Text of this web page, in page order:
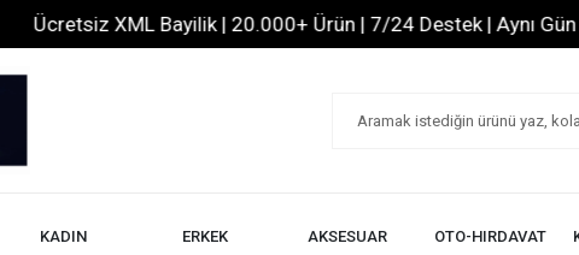
Ücretsiz XML Bayilik | 20.000+ Ürün | 7/24 Destek | Aynı Gün
KADIN ERKEK AKSESUAR OTO-HIRDAVAT